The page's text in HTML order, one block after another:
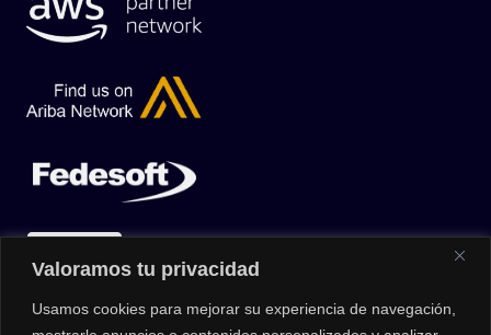
Valoramos tu privacidad
Usamos cookies para mejorar su experiencia de navegación,